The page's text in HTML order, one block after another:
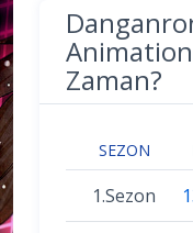
Animation
Zaman?
SEZON
1.Sezon